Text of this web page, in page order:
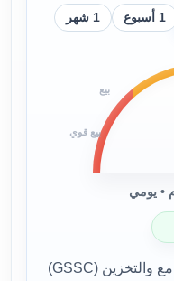
1 أسبوع 1 شهر
بيع قوي
بيع
تظهر توقعات سهم العامة للصوامع والتخزين (GSSC)